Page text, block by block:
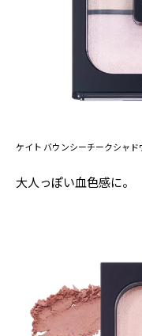
ケイト バウンシーチークシャ
大人っぽい血色感に。